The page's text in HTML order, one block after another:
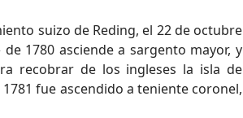
suizo de Reding, el 22 de octubre
1780 asciende a sargento mayor, y
recobrar de los ingleses la isla de
fue ascendido a teniente coronel,